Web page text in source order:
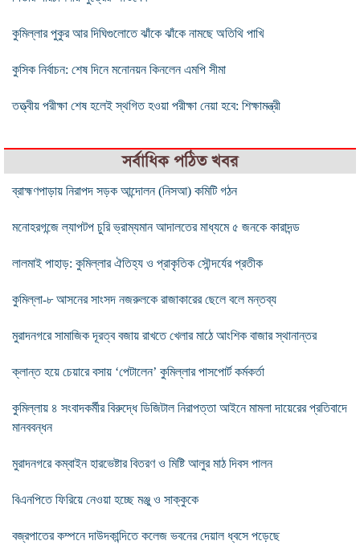
কুমিল্লার পুকুর আর দিঘিগুলোতে ঝাঁকে ঝাঁকে নামছে অতিথি পাখি
কুসিক নির্বাচন: শেষ দিনে মনোনয়ন কিনলেন এমপি সীমা
তত্ত্বীয় পরীক্ষা শেষ হলেই স্থগিত হওয়া পরীক্ষা নেয়া হবে: শিক্ষামন্ত্রী
সর্বাধিক পঠিত খবর
‎ব্রাহ্মণপাড়ায় নিরাপদ সড়ক আন্দোলন (নিসআ) কমিটি গঠন
মনোহরগন্জে ল্যাপটপ চুরি ভ্রাম্যমান আদালতের মাধ্যমে ৫ জনকে কারাদন্ড
লালমাই পাহাড়: কুমিল্লার ঐতিহ্য ও প্রাকৃতিক সৌন্দর্যের প্রতীক
কুমিল্লা-৮ আসনের সাংসদ নজরুলকে রাজাকারের ছেলে বলে মন্তব্য
মুরাদনগরে সামাজিক দূরত্ব বজায় রাখতে খেলার মাঠে আংশিক বাজার স্থানান্তর
ক্লান্ত হয়ে চেয়ারে বসায় ‘পেটালেন’ কুমিল্লার পাসপোর্ট কর্মকর্তা
কুমিল্লায় ৪ সংবাদকর্মীর বিরুদ্ধে ডিজিটাল নিরাপত্তা আইনে মামলা দায়েরের প্রতিবাদে
মানববন্ধন
মুরাদনগরে কম্বাইন হারভেষ্টার বিতরণ ও মিষ্টি আলুর মাঠ দিবস পালন
বিএনপিতে ফিরিয়ে নেওয়া হচ্ছে মঞ্জু ও সাক্কুকে
বজ্রপাতের কম্পনে দাউদকান্দিতে কলেজ ভবনের দেয়াল ধ্বসে পড়েছে